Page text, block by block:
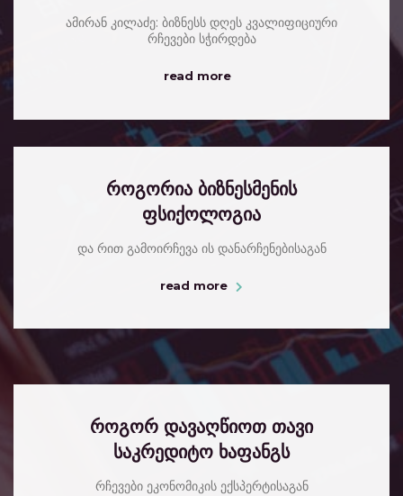
ამირან კილაძე: ბიზნესს დღეს კვალიფიციური
რჩევები სჭირდება
read more
როგორია ბიზნესმენის
ფსიქოლოგია
და რით გამოირჩევა ის დანარჩენებისაგან
read more
როგორ დავაღწიოთ თავი
საკრედიტო ხაფანგს
რჩევები ეკონომიკის ექსპერტისაგან